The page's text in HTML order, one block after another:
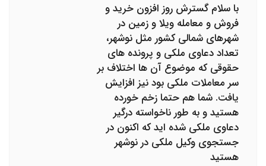
با سلام گسترش روز افزون خرید و
فروش و معامله ویلا و زمین در
شهرهای شمالی کشور مثل نوشهر،
تعداد دعاوی ملکی و پرونده های
حقوقی که موضوع آن ها اختلاف بر
سر معاملات ملکی بود نیز افزایش
یافت. شما هم حتما زخم خورده
هستید و به طور ناخواسته درگیر
دعاوی ملکی شده اید که اکنون در
جستجوی وکیل ملکی در نوشهر
هستید